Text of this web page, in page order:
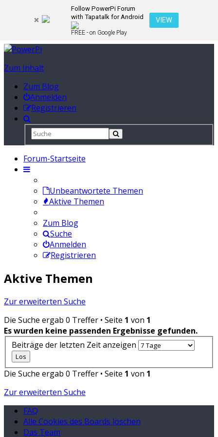
Follow PowerPi Forum
with Tapatalk for Android
FREE - on Google Play
VIEW
Zum Inhalt
Zum Blog
Anmelden
Registrieren
Forum-Startseite
Unbeantwortete Themen
Aktive Themen
Zum Blog
Suche
Anmelden
Registrieren
Aktive Themen
Zur erweiterten Suche
Die Suche ergab 0 Treffer • Seite 1 von 1
Es wurden keine passenden Ergebnisse gefunden.
Beiträge der letzten Zeit anzeigen
Die Suche ergab 0 Treffer • Seite 1 von 1
Zur erweiterten Suche
FAQ
Alle Cookies des Boards löschen
Das Team